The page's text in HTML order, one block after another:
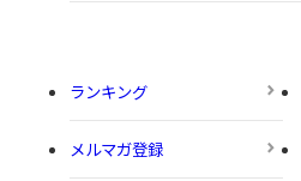
ランキング
メルマガ登録